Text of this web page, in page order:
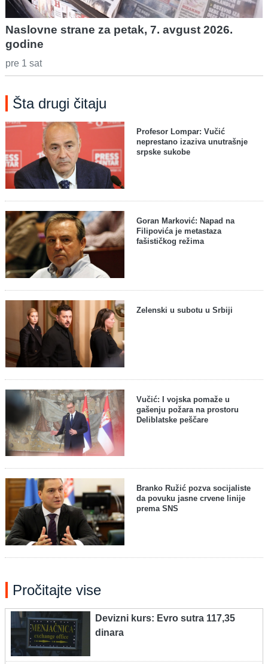
Naslovne strane za petak, 7. avgust 2026.
godine
pre 1 sat
Šta drugi čitaju
Profesor Lompar: Vučić
neprestano izaziva unutrašnje
srpske sukobe
Goran Marković: Napad na
Filipovića je metastaza
fašističkog režima
Zelenski u subotu u Srbiji
Vučić: I vojska pomaže u
gašenju požara na prostoru
Deliblatske peščare
Branko Ružić pozva socijaliste
da povuku jasne crvene linije
prema SNS
Pročitajte vise
Devizni kurs: Evro sutra 117,35
dinara